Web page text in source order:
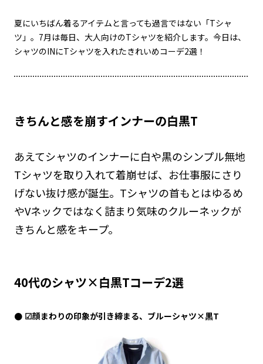
夏にいちばん着るアイテムと言っても過言ではない「Tシャ
ツ」。7月は毎日、大人向けのTシャツを紹介します。今日は、
シャツのINにTシャツを入れたきれいめコーデ2選！
きちんと感を崩すインナーの白黒T
あえてシャツのインナーに白や黒のシンプル無地
Tシャツを取り入れて着崩せば、お仕事服にさり
げない抜け感が誕生。Tシャツの首もとはゆるめ
やVネックではなく詰まり気味のクルーネックが
きちんと感をキープ。
40代のシャツ×白黒Tコーデ2選
☑顔まわりの印象が引き締まる、ブルーシャツ×黒T